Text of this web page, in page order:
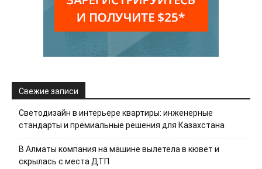
Свежие записи
Светодизайн в интерьере квартиры: инженерные
стандарты и премиальные решения для Казахстана
В Алматы компания на машине вылетела в кювет и
скрылась с места ДТП